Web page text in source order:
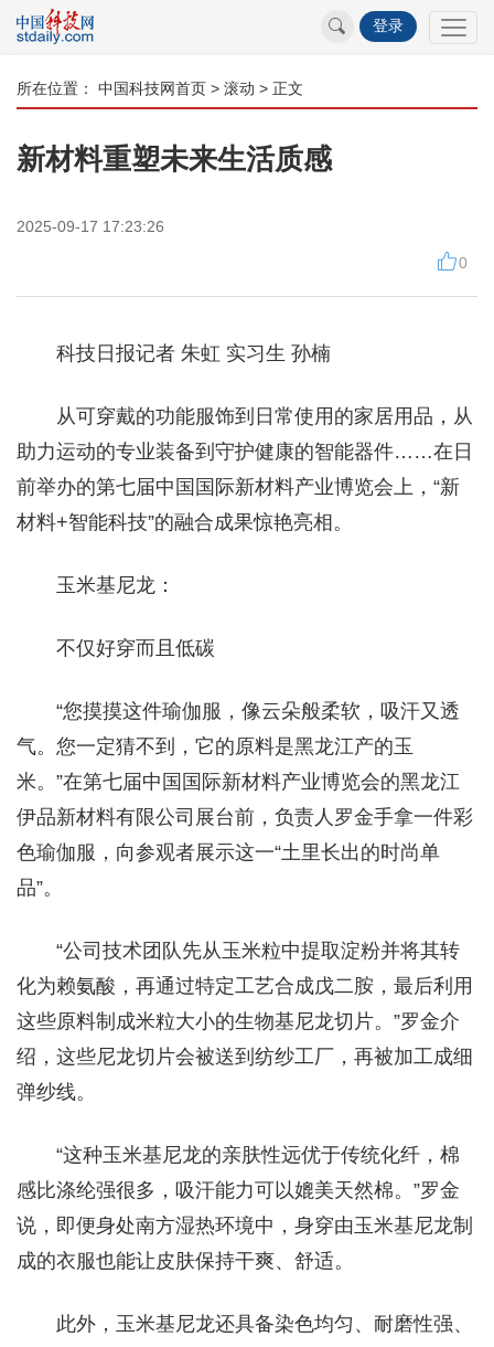
登录
所在位置： 中国科技网首页 > 滚动 > 正文
新材料重塑未来生活质感
2025-09-17 17:23:26
0
科技日报记者 朱虹 实习生 孙楠
从可穿戴的功能服饰到日常使用的家居用品，从
助力运动的专业装备到守护健康的智能器件……在日
前举办的第七届中国国际新材料产业博览会上，“新
材料+智能科技”的融合成果惊艳亮相。
玉米基尼龙：
不仅好穿而且低碳
“您摸摸这件瑜伽服，像云朵般柔软，吸汗又透
气。您一定猜不到，它的原料是黑龙江产的玉
米。”在第七届中国国际新材料产业博览会的黑龙江
伊品新材料有限公司展台前，负责人罗金手拿一件彩
色瑜伽服，向参观者展示这一“土里长出的时尚单
品”。
“公司技术团队先从玉米粒中提取淀粉并将其转
化为赖氨酸，再通过特定工艺合成戊二胺，最后利用
这些原料制成米粒大小的生物基尼龙切片。”罗金介
绍，这些尼龙切片会被送到纺纱工厂，再被加工成细
弹纱线。
“这种玉米基尼龙的亲肤性远优于传统化纤，棉
感比涤纶强很多，吸汗能力可以媲美天然棉。”罗金
说，即便身处南方湿热环境中，身穿由玉米基尼龙制
成的衣服也能让皮肤保持干爽、舒适。
此外，玉米基尼龙还具备染色均匀、耐磨性强、